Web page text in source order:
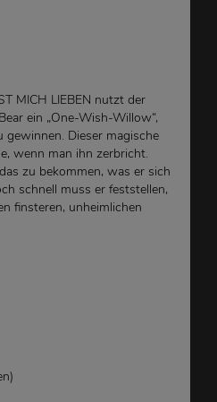
MICH LIEBEN nutzt der
ein „One-Wish-Willow“,
gewinnen. Dieser magische
wenn man ihn zerbricht.
zu bekommen, was er sich
schnell muss er feststellen,
finsteren, unheimlichen